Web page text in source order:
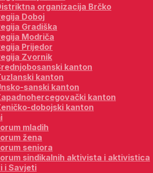
organizacija Brčko
Doboj
Gradiška
Modriča
Prijedor
Zvornik
kanton
kanton
sanski kanton
kanton
dobojski kanton
mladih
žena
seniora
sindikalnih aktivista i aktivistica
i Savjeti